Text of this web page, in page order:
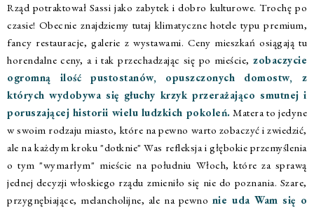
Rząd potraktował Sassi jako zabytek i dobro kulturowe. Trochę po
czasie! Obecnie znajdziemy tutaj klimatyczne hotele typu premium,
fancy restauracje, galerie z wystawami. Ceny mieszkań osiągają tu
horendalne ceny, a i tak przechadzając się po mieście, zobaczycie
ogromną ilość pustostanów, opuszczonych domostw, z
których wydobywa się głuchy krzyk przerażająco smutnej i
poruszającej historii wielu ludzkich pokoleń. Matera to jedyne
w swoim rodzaju miasto, które na pewno warto zobaczyć i zwiedzić,
ale na każdym kroku "dotknie" Was refleksja i głębokie przemyślenia
o tym "wymarłym" mieście na południu Włoch, które za sprawą
jednej decyzji włoskiego rządu zmieniło się nie do poznania. Szare,
przygnębiające, melancholijne, ale na pewno nie uda Wam się o